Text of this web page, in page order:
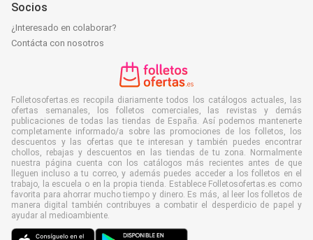
Socios
¿Interesado en colaborar?
Contácta con nosotros
Folletosofertas.es recopila diariamente todos los catálogos actuales, las
ofertas semanales, los folletos comerciales, las revistas y demás
publicaciones de todas las tiendas de España. Así podemos mantenerte
completamente informado/a sobre las promociones de los folletos, los
descuentos y las ofertas que te interesan y también puedes encontrar
chollos, rebajas y descuentos en las tiendas de tu zona. Normalmente
nuestra página cuenta con los catálogos más recientes antes de que
lleguen incluso a tu correo, y además puedes acceder a los folletos en el
trabajo, la escuela o en la propia tienda. Establece Folletosofertas.es como
favorita para ahorrar mucho tiempo y dinero. Es más, al leer los folletos de
manera digital también contribuyes a combatir el desperdicio de papel y
ayudar al medioambiente.